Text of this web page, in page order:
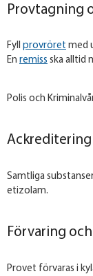
Provtagning
Fyll provröret med
En remiss ska alltid
Polis och
Ackreditering
Samtliga
etizolam.
Förvaring
Provet förvaras i